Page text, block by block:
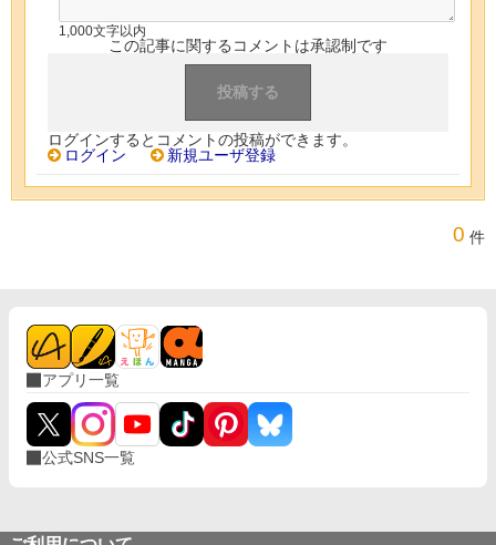
1,000文字以内
この記事に関するコメントは承認制です
ログインするとコメントの投稿ができます。
ログイン
新規ユーザ登録
0 件
アプリ一覧
公式SNS一覧